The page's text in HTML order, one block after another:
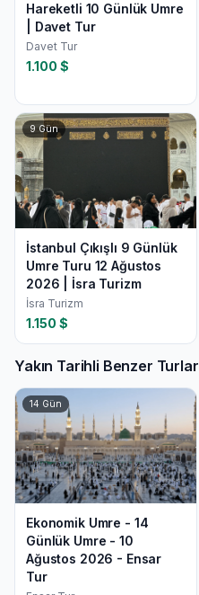
Hareketli 10 Günlük Umre
| Davet Tur
Davet Tur
1.100 $
9Gün
İstanbul Çıkışlı 9 Günlük
Umre Turu 12 Ağustos
2026 | İsra Turizm
İsra Turizm
1.150 $
Yakın Tarihli Benzer Turlar
14 Gün
Ekonomik Umre - 14
Günlük Umre - 10
Ağustos 2026 - Ensar
Tur